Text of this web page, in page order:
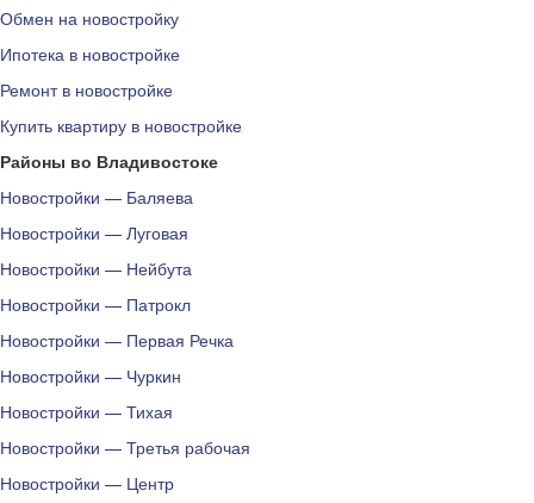
Обмен на новостройку
Ипотека в новостройке
Ремонт в новостройке
Купить квартиру в новостройке
Районы во Владивостоке
Новостройки — Баляева
Новостройки — Луговая
Новостройки — Нейбута
Новостройки — Патрокл
Новостройки — Первая Речка
Новостройки — Чуркин
Новостройки — Тихая
Новостройки — Третья рабочая
Новостройки — Центр